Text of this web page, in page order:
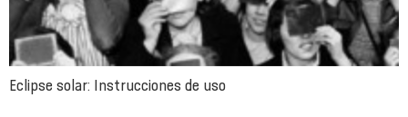
Eclipse solar: Instrucciones de uso